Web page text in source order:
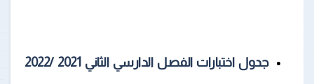
جدول اختبارات الفصل الدارسي الثاني 2021 /2022